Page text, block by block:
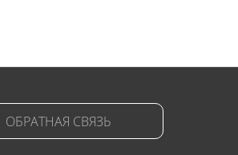
ОБРАТНАЯ СВЯЗЬ